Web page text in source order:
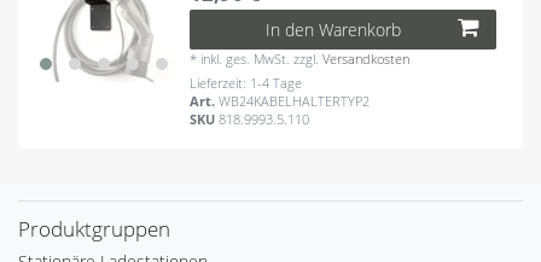
In den Warenkorb
* inkl. ges. MwSt. zzgl.Versandkosten
Lieferzeit: 1-4 Tage
Art.WB24KABELHALTERTYP2
SKU818.9993.5.110
Produktgruppen